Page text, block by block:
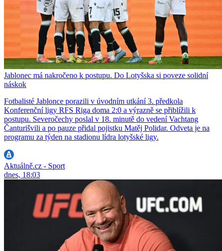
Jablonec má nakročeno k postupu. Do Lotyšska si poveze solidní
náskok
Fotbalisté Jablonce porazili v úvodním utkání 3. předkola
Konferenční ligy RFS Riga doma 2:0 a výrazně se přiblížili k
postupu. Severočechy poslal v 18. minutě do vedení Vachtang
Čanturišvili a po pauze přidal pojistku Matěj Polidar. Odveta je na
programu za týden na stadionu lídra lotyšské ligy.
Aktuálně.cz - Sport
dnes, 18:03